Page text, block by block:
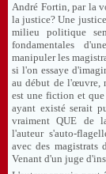
André Fortin, par la
la justice? Une
milieu politique
fondamentales
manipuler les
si l'on essaye
au début de l'œuvre,
est une fiction et que
ayant existé serait
vraiment QUE de
l'auteur s'auto-
avec des magistrats
Venant d'un juge